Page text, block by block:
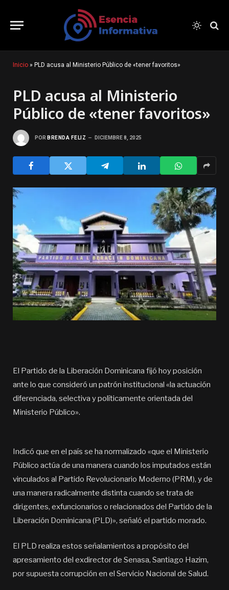
Inicio » PLD acusa al Ministerio Público de «tener favoritos»
PLD acusa al Ministerio
Público de «tener favoritos»
POR BRENDA FELIZ DICIEMBRE 8, 2025
El Partido de la Liberación Dominicana fijó hoy posición
ante lo que consideró un patrón institucional «la actuación
diferenciada, selectiva y políticamente orientada del
Ministerio Público».
Indicó que en el país se ha normalizado «que el Ministerio
Público actúa de una manera cuando los imputados están
vinculados al Partido Revolucionario Moderno (PRM), y de
una manera radicalmente distinta cuando se trata de
dirigentes, exfuncionarios o relacionados del Partido de la
Liberación Dominicana (PLD)», señaló el partido morado.
El PLD realiza estos señalamientos a propósito del
apresamiento del exdirector de Senasa, Santiago Hazim,
por supuesta corrupción en el Servicio Nacional de Salud.